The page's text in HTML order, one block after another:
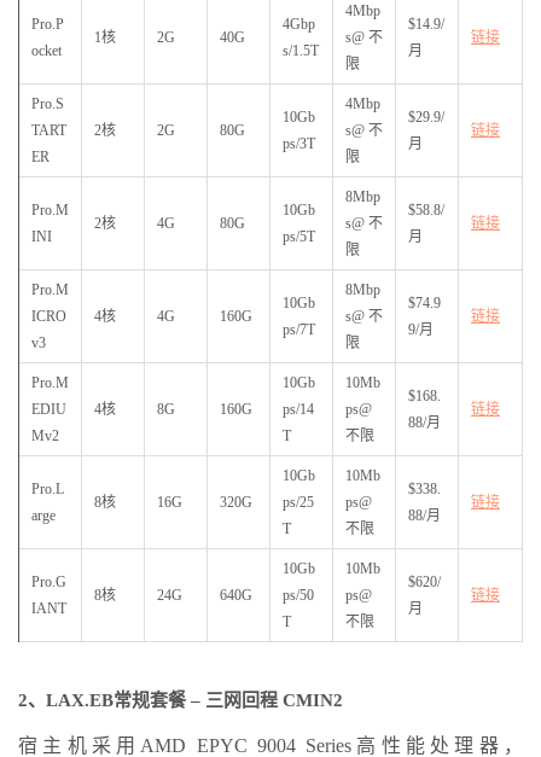
Pro.P
ocket
1核 2G 40G
4Gbp
s/1.5T
4Mbp
s@不
限
$14.9/
月
链接
Pro.S
TART
ER
2核 2G 80G
10Gb
ps/3T
4Mbp
s@不
限
$29.9/
月
链接
Pro.M
INI
2核 4G 80G
10Gb
ps/5T
8Mbp
s@不
限
$58.8/
月
链接
Pro.M
ICRO
v3
4核 4G 160G
10Gb
ps/7T
8Mbp
s@不
限
$74.9
9/月
链接
Pro.M
EDIU
Mv2
4核 8G 160G
10Gb
ps/14
T
10Mb
ps@
不限
$168.
88/月
链接
Pro.L
arge
8核 16G 320G
10Gb
ps/25
T
10Mb
ps@
不限
$338.
88/月
链接
Pro.G
IANT
8核 24G 640G
10Gb
ps/50
T
10Mb
ps@
不限
$620/
月
链接
2、LAX.EB常规套餐 – 三网回程 CMIN2
宿主机采用AMD EPYC 9004 Series高性能处理器，